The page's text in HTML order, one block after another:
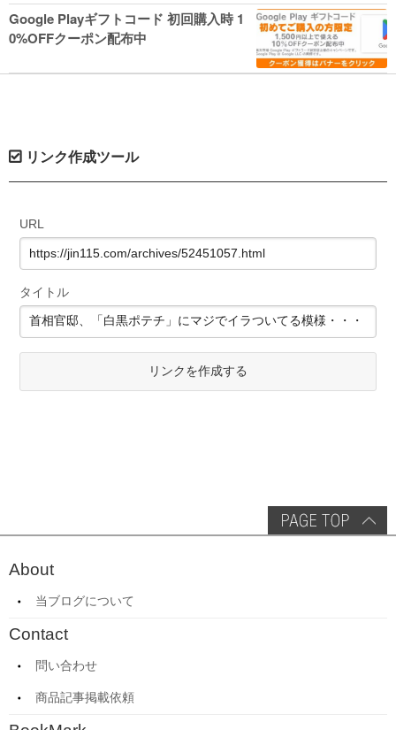
Google Playギフトコード 初回購入時 1
0%OFFクーポン配布中
リンク作成ツール
URL
タイトル
リンクを作成する
About
当ブログについて
Contact
問い合わせ
商品記事掲載依頼